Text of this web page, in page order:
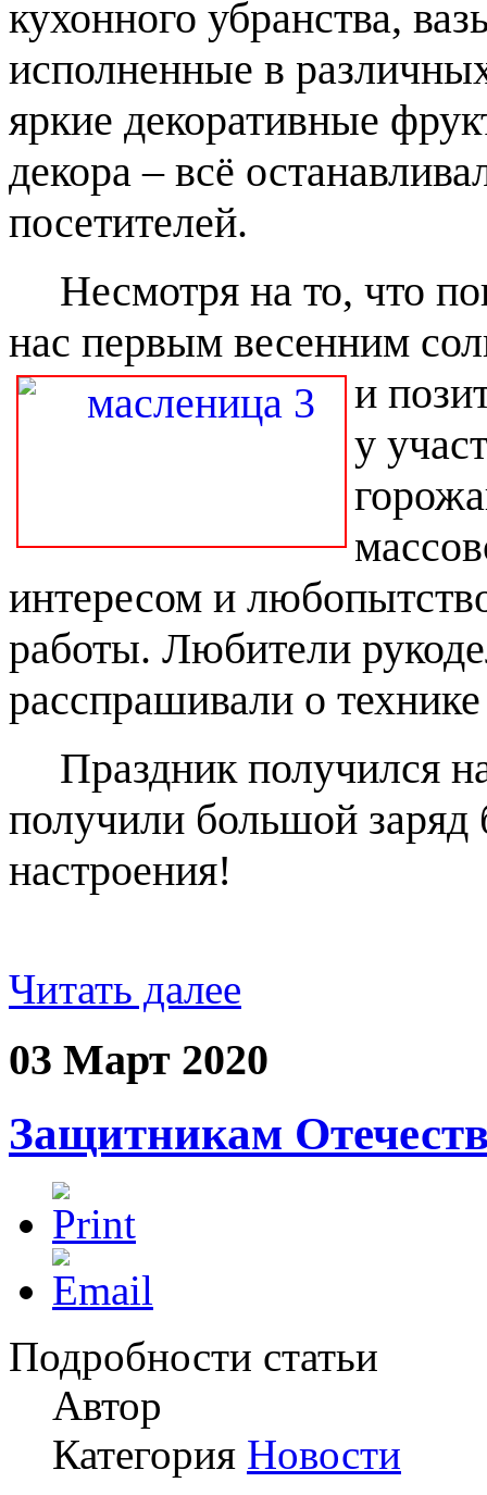
кухонного убранства,
исполненные в
яркие декоративные
декора – всё
посетителей.
Несмотря на то, что
нас первым весенним
и
у
интересом и
работы. Любители
расспрашивали о
Праздник получился
получили большой заряд
настроения!
Читать далее
03 Март 2020
Защитникам
Подробности статьи
Автор
Категория Новости